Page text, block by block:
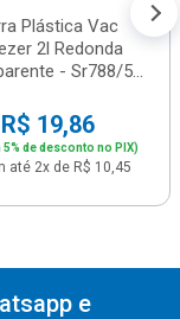
Plástica Vac
2l Redonda
- Sr788/5...
R$ 19,86
de desconto no PIX)
até 2x de R$ 10,45
e